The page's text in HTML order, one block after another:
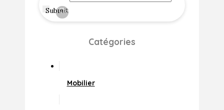
Submit
Clear
Catégories
Mobilier